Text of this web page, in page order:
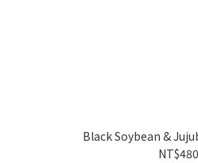
Black Soybean &
NT$480